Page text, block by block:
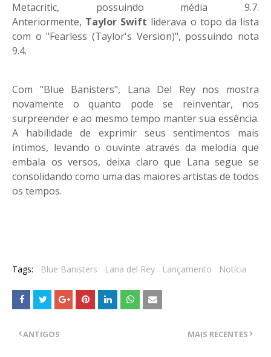
Metacritic, possuindo média 9.7.
Anteriormente, Taylor Swift liderava o topo da lista
com o "Fearless (Taylor's Version)", possuindo nota
9.4.
Com "Blue Banisters", Lana Del Rey nos mostra
novamente o quanto pode se reinventar, nos
surpreender e ao mesmo tempo manter sua essência.
A habilidade de exprimir seus sentimentos mais
íntimos, levando o ouvinte através da melodia que
embala os versos, deixa claro que Lana segue se
consolidando como uma das maiores artistas de todos
os tempos.
Tags: Blue Banisters Lana del Rey Lançamento Notícia
MAIS RECENTES
ANTIGOS